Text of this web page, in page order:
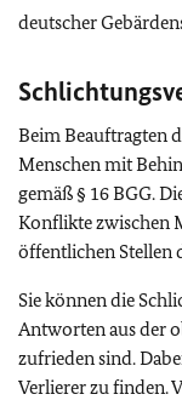
deutscher
Beim Beauftragten
Menschen mit
gemäß § 16 BGG.
Konflikte zwischen
öffentlichen Stellen
Sie können die
Antworten aus der
zufrieden sind.
Verlierer zu finden.